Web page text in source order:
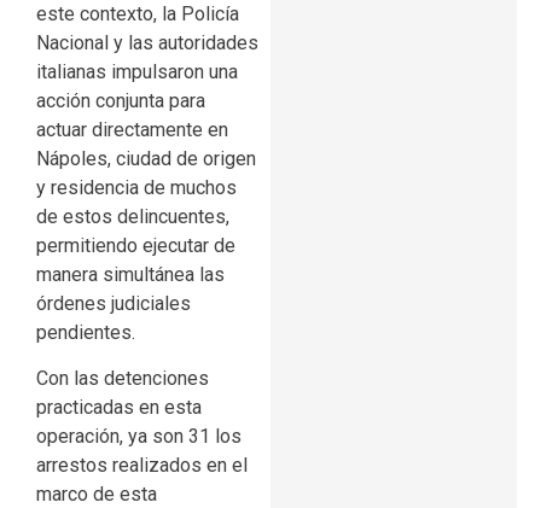
este contexto, la Policía
Nacional y las autoridades
italianas impulsaron una
acción conjunta para
actuar directamente en
Nápoles, ciudad de origen
y residencia de muchos
de estos delincuentes,
permitiendo ejecutar de
manera simultánea las
órdenes judiciales
pendientes.
Con las detenciones
practicadas en esta
operación, ya son 31 los
arrestos realizados en el
marco de esta